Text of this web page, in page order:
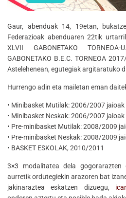
Gaur, abenduak 14, 19etan,
Federazioak abenduaren 22tik
XLVII GABONETAKO
GABONETAKO B.E.C. TORNEOA
Astelehenean, egutegiak argitaratuko
Hurrengo adin eta mailetan eman
• Minibasket Mutilak: 2006/2007 jaioak
• Minibasket Neskak: 2006/2007 jaioak
• Pre-minibasket Mutilak: 2008/2009
• Pre-minibasket Neskak: 2008/2009
• BASKET ESKOLAK, 2010/2011
3×3 modalitatea dela gogorarazten
aurretik ordutegiekin arazoren bat
jakinaraztea eskatzen dizuegu,